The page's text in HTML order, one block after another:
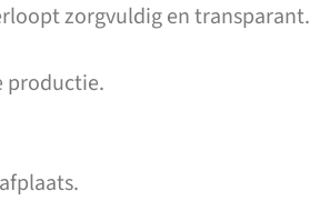
zorgvuldig en transparant.
productie.